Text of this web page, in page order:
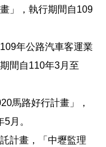
」，執行期間自109
年公路汽車客運業
間自110年3月至
馬路好行計畫」，
月。
計畫，「中壢監理